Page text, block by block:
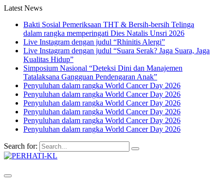
Latest News
Bakti Sosial Pemeriksaan THT & Bersih-bersih Telinga
dalam rangka memperingati Dies Natalis Unsri 2026
Live Instagram dengan judul “Rhinitis Alergi”
Live Instagram dengan judul “Suara Serak? Jaga Suara, Jaga
Kualitas Hidup”
Simposium Nasional “Deteksi Dini dan Manajemen
Tatalaksana Gangguan Pendengaran Anak”
Penyuluhan dalam rangka World Cancer Day 2026
Penyuluhan dalam rangka World Cancer Day 2026
Penyuluhan dalam rangka World Cancer Day 2026
Penyuluhan dalam rangka World Cancer Day 2026
Penyuluhan dalam rangka World Cancer Day 2026
Penyuluhan dalam rangka World Cancer Day 2026
Search for: